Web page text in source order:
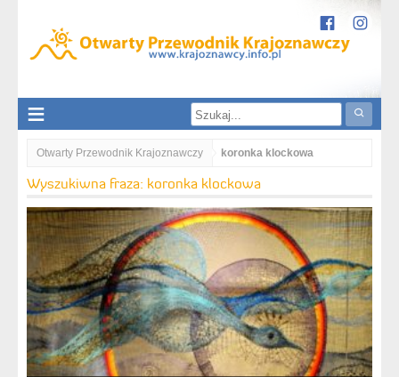
Otwarty Przewodnik Krajoznawczy koronka klockowa
Wyszukiwna fraza: koronka klockowa